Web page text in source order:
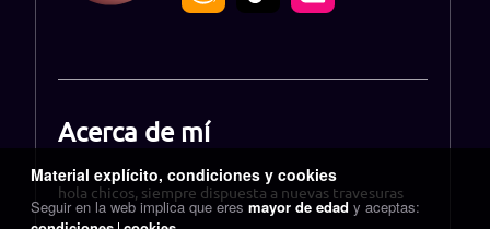
Material explícito, condiciones y cookies
Seguir en la web implica que eres mayor de edad y aceptas:
Acerca de mí
hola chicos, siempre dispuesta a nuevas travesuras